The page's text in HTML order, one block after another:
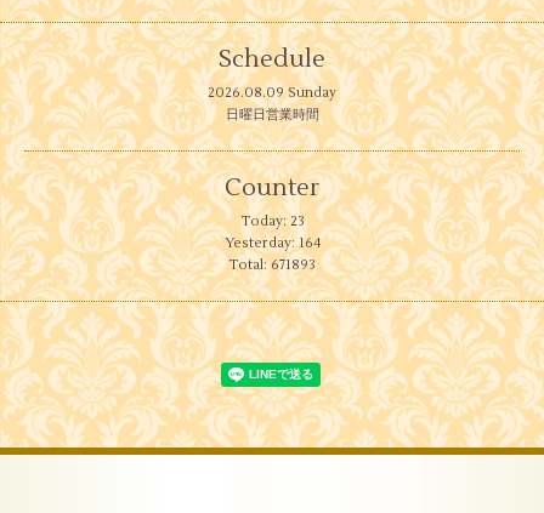
Schedule
2026.08.09 Sunday
日曜日営業時間
Counter
Today:23
Yesterday:164
Total:671893